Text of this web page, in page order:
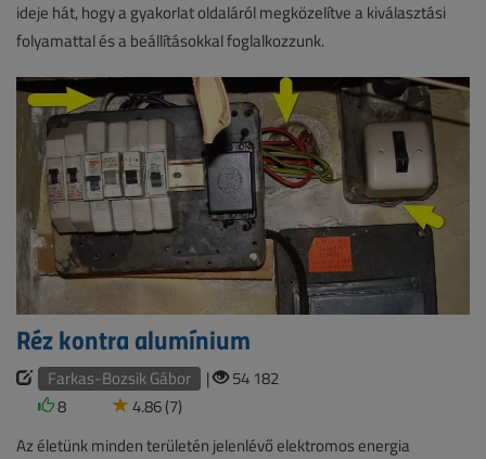
ideje hát, hogy a gyakorlat oldaláról megközelítve a kiválasztási
folyamattal és a beállításokkal foglalkozzunk.
Réz kontra alumínium
Farkas-Bozsik Gábor |
54 182
8
4.86 (7)
Az életünk minden területén jelenlévő elektromos energia